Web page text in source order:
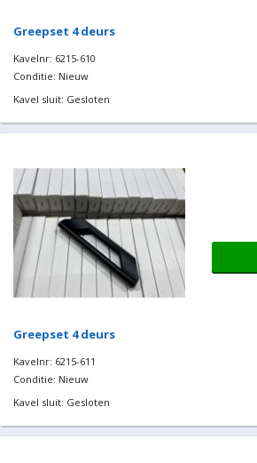
Greepset 4 deurs
Kavelnr: 6215-610
Conditie: Nieuw
Kavel sluit: Gesloten
Greepset 4 deurs
Kavelnr: 6215-611
Conditie: Nieuw
Kavel sluit: Gesloten